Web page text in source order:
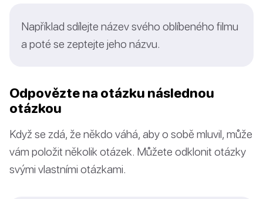
Například sdílejte název svého oblíbeného filmu
a poté se zeptejte jeho názvu.
Odpovězte na otázku následnou
otázkou
Když se zdá, že někdo váhá, aby o sobě mluvil, může
vám položit několik otázek. Můžete odklonit otázky
svými vlastními otázkami.